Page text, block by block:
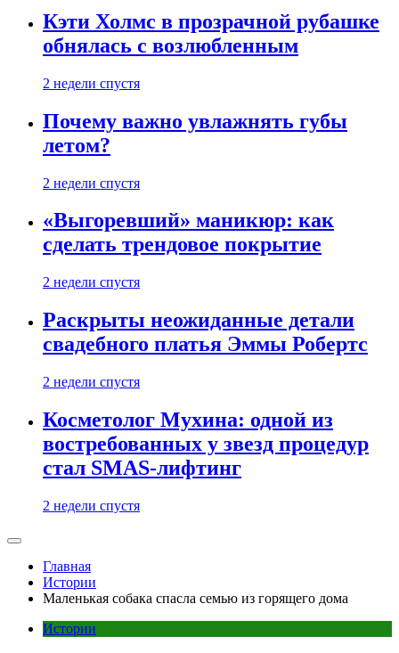
Кэти Холмс в прозрачной рубашке
обнялась с возлюбленным
2 недели спустя
Почему важно увлажнять губы
летом?
2 недели спустя
«Выгоревший» маникюр: как
сделать трендовое покрытие
2 недели спустя
Раскрыты неожиданные детали
свадебного платья Эммы Робертс
2 недели спустя
Косметолог Мухина: одной из
востребованных у звезд процедур
стал SMAS-лифтинг
2 недели спустя
Главная
Истории
Маленькая собака спасла семью из горящего дома
Истории